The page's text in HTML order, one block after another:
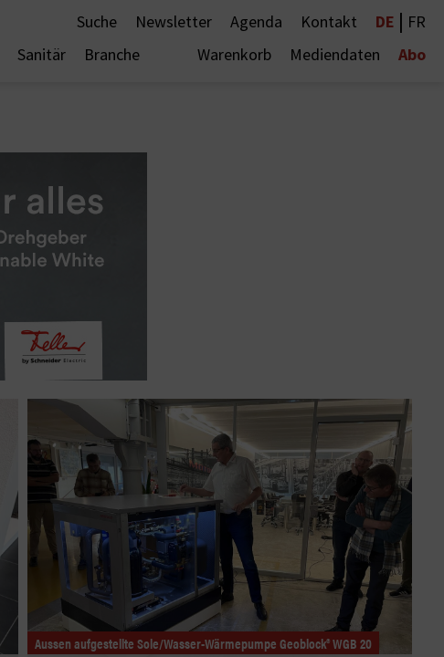
Suche Newsletter Agenda Kontakt DE | FR
Sanitär Branche Warenkorb Mediendaten Abo
Aussen aufgestellte Sole/Wasser-Wärmepumpe Geoblock® WGB 20